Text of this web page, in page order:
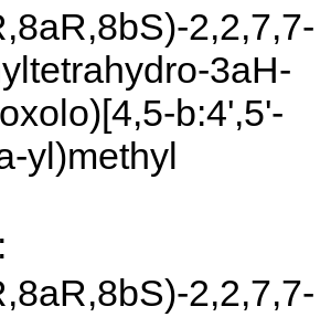
2,2,7,7-
3aH-
b:4',5'-
yl)methyl
2,2,7,7-